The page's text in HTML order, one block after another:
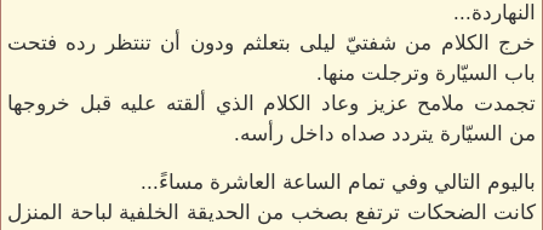
النهاردة...
خرج الكلام من شفتيّ ليلى بتعلثم ودون أن تنتظر رده فتحت
باب السيّارة وترجلت منها.
تجمدت ملامح عزيز وعاد الكلام الذي ألقته عليه قبل خروجها
من السيّارة يتردد صداه داخل رأسه.
باليوم التالي وفي تمام الساعة العاشرة مساءً...
كانت الضحكات ترتفع بصخب من الحديقة الخلفية لباحة المنزل